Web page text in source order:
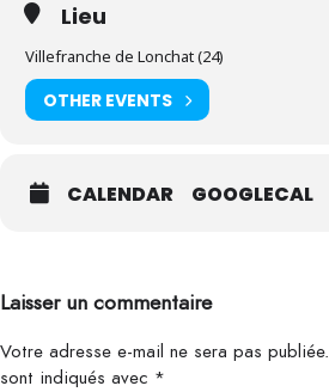
Lieu
Villefranche de Lonchat (24)
OTHER EVENTS
CALENDAR GOOGLECAL
Laisser un commentaire
Votre adresse e-mail ne sera pas publiée.
sont indiqués avec *